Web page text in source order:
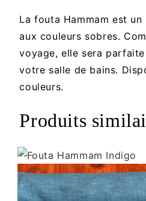
La fouta Hammam est
aux couleurs sobres.
voyage, elle sera
votre salle de bains.
couleurs.
Produits